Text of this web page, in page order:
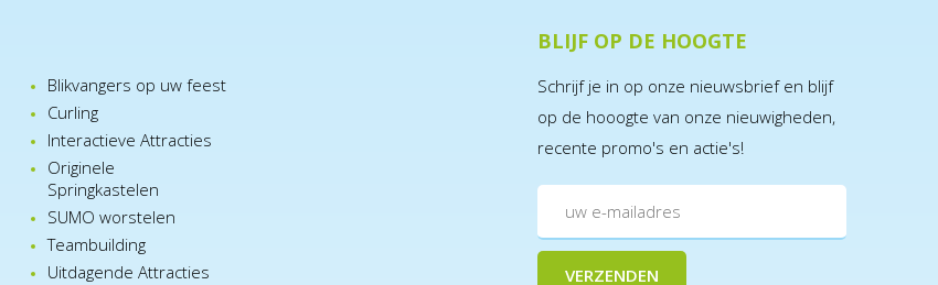
Blikvangers op uw feest
Curling
Interactieve Attracties
Originele
Springkastelen
SUMO worstelen
Teambuilding
Uitdagende Attracties
BLIJF OP DE HOOGTE
Schrijf je in op onze nieuwsbrief en blijf
op de hooogte van onze nieuwigheden,
recente promo's en actie's!